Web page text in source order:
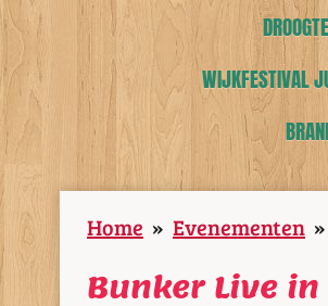
WIJKFESTIVAL
Home » Evenementen »
Bunker Live